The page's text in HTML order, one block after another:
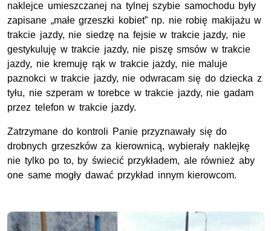
naklejce umieszczanej na tylnej szybie samochodu były
zapisane „małe grzeszki kobiet” np. nie robię makijażu w
trakcie jazdy, nie siedzę na fejsie w trakcie jazdy, nie
gestykuluję w trakcie jazdy, nie piszę smsów w trakcie
jazdy, nie kremuję rąk w trakcie jazdy, nie maluje
paznokci w trakcie jazdy, nie odwracam się do dziecka z
tyłu, nie szperam w torebce w trakcie jazdy, nie gadam
przez telefon w trakcie jazdy.
Zatrzymane do kontroli Panie przyznawały się do
drobnych grzeszków za kierownicą, wybierały naklejkę
nie tylko po to, by świecić przykładem, ale również aby
one same mogły dawać przykład innym kierowcom.